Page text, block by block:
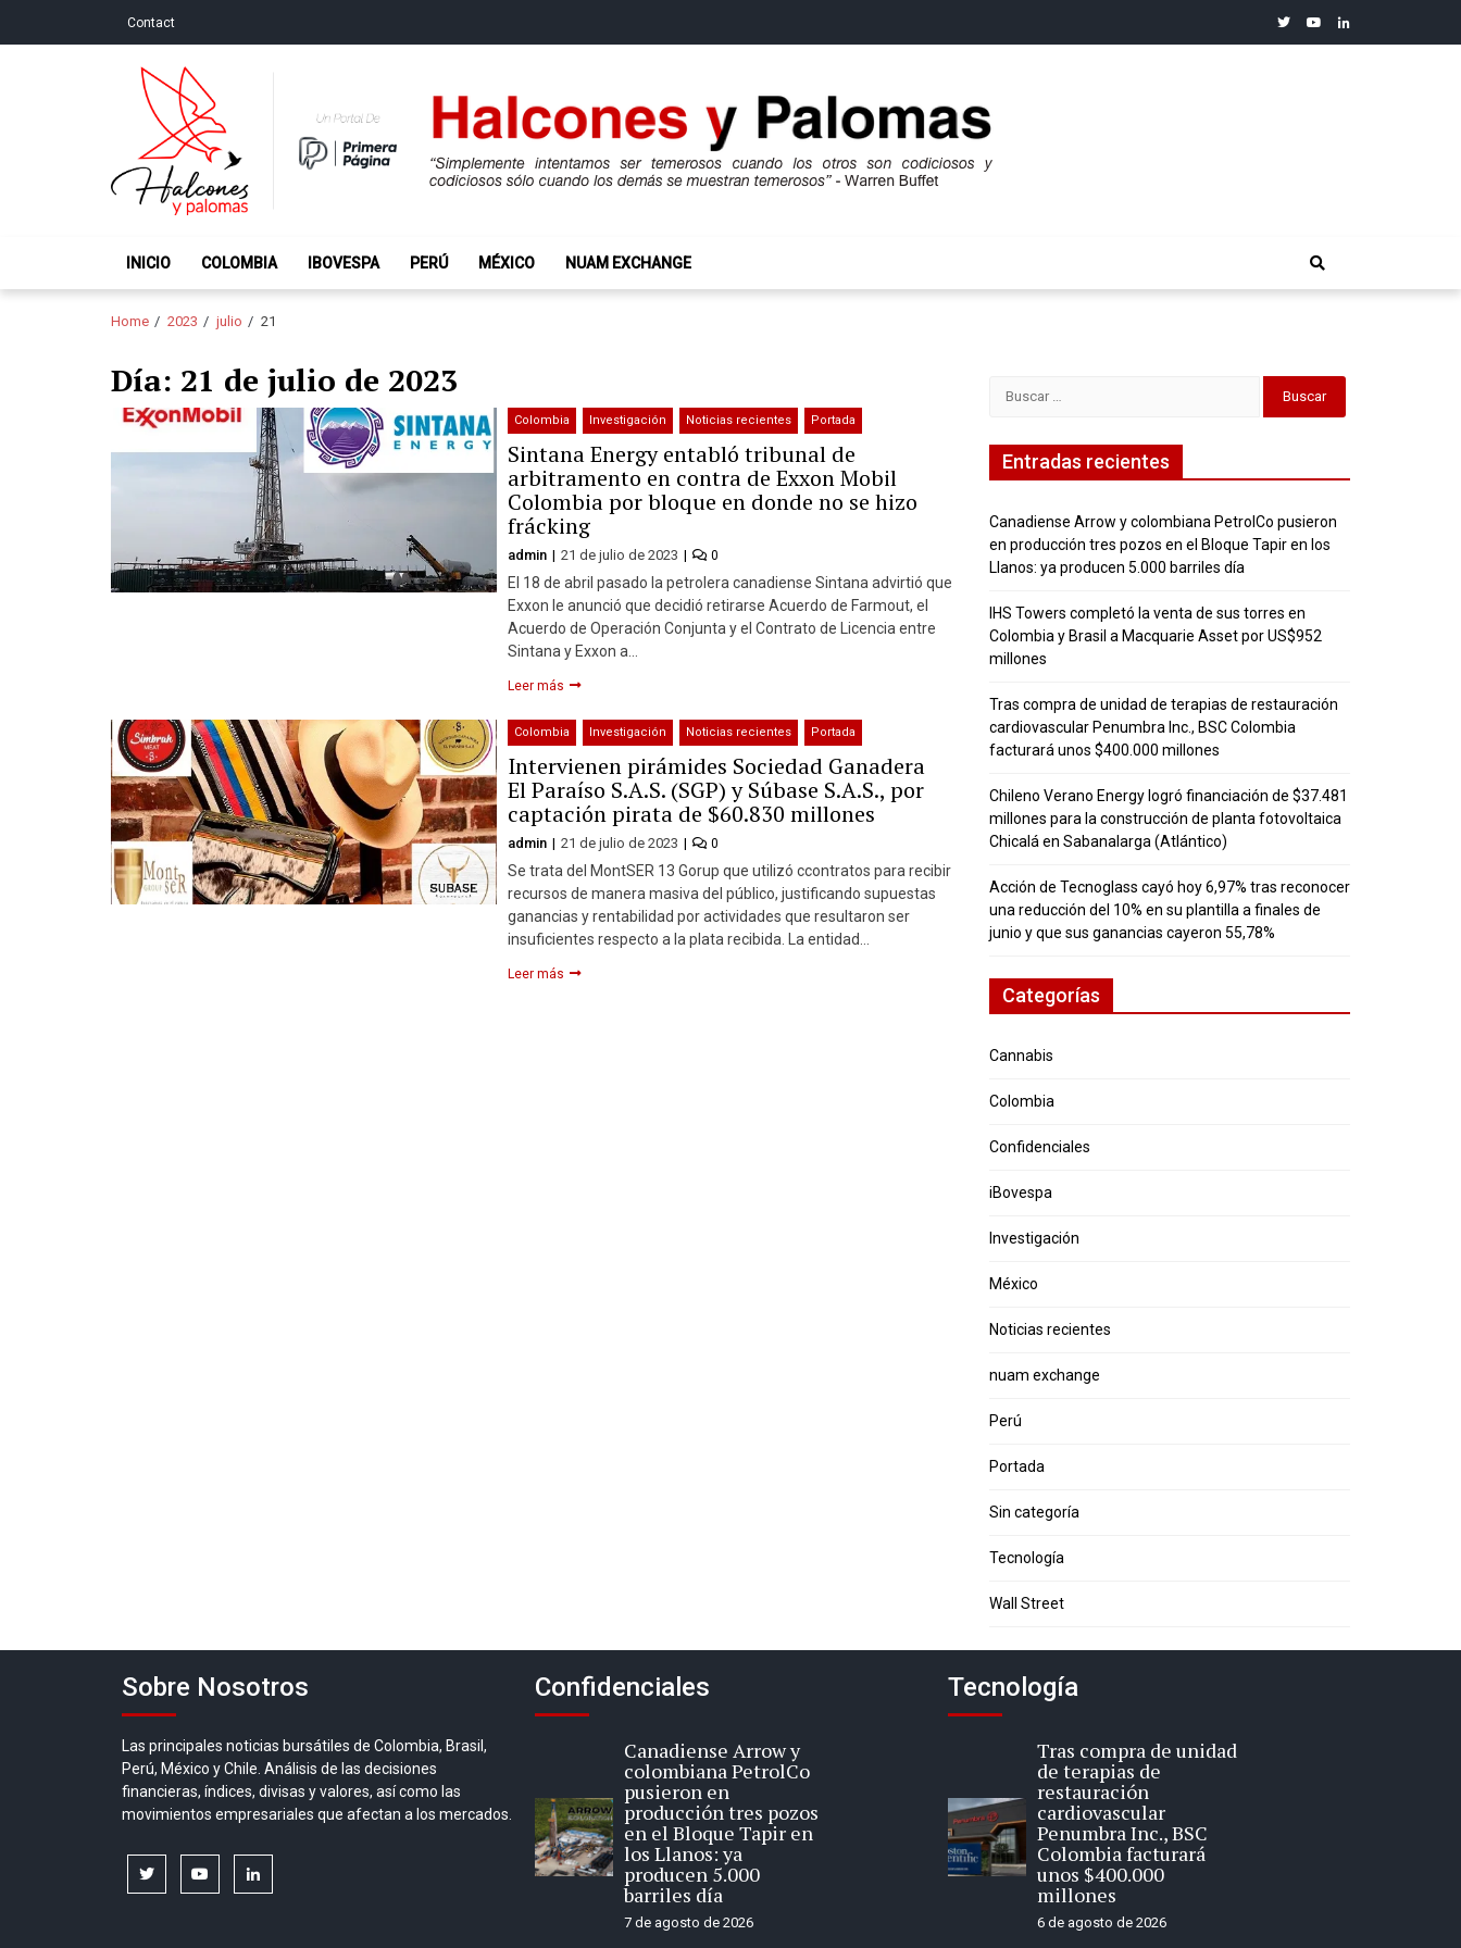
Contact twitteryoutubelinkedin
Halcones y Palomas
INICIO COLOMBIA IBOVESPA PERÚ MÉXICO NUAM EXCHANGE
Home 2023 julio 21
Día: 21 de julio de 2023
Colombia Investigación Noticias recientes Portada
Sintana Energy entabló tribunal de
arbitramento en contra de Exxon Mobil
Colombia por bloque en donde no se hizo
frácking
admin 21 de julio de 2023 0
El 18 de abril pasado la petrolera canadiense Sintana advirtió que
Exxon le anunció que decidió retirarse Acuerdo de Farmout, el
Acuerdo de Operación Conjunta y el Contrato de Licencia entre
Sintana y Exxon a…
Leer más
Colombia Investigación Noticias recientes Portada
Intervienen pirámides Sociedad Ganadera
El Paraíso S.A.S. (SGP) y Súbase S.A.S., por
captación pirata de $60.830 millones
admin 21 de julio de 2023 0
Se trata del MontSER 13 Gorup que utilizó ccontratos para recibir
recursos de manera masiva del público, justificando supuestas
ganancias y rentabilidad por actividades que resultaron ser
insuficientes respecto a la plata recibida. La entidad…
Leer más
Entradas recientes
Canadiense Arrow y colombiana PetrolCo pusieron
en producción tres pozos en el Bloque Tapir en los
Llanos: ya producen 5.000 barriles día
IHS Towers completó la venta de sus torres en
Colombia y Brasil a Macquarie Asset por US$952
millones
Tras compra de unidad de terapias de restauración
cardiovascular Penumbra Inc., BSC Colombia
facturará unos $400.000 millones
Chileno Verano Energy logró financiación de $37.481
millones para la construcción de planta fotovoltaica
Chicalá en Sabanalarga (Atlántico)
Acción de Tecnoglass cayó hoy 6,97% tras reconocer
una reducción del 10% en su plantilla a finales de
junio y que sus ganancias cayeron 55,78%
Categorías
Cannabis
Colombia
Confidenciales
iBovespa
Investigación
México
Noticias recientes
nuam exchange
Perú
Portada
Sin categoría
Tecnología
Wall Street
Sobre Nosotros
Las principales noticias bursátiles de Colombia, Brasil,
Perú, México y Chile. Análisis de las decisiones
financieras, índices, divisas y valores, así como las
movimientos empresariales que afectan a los mercados.
twitter youtubelinkedin
Confidenciales
Canadiense Arrow y
colombiana PetrolCo
pusieron en
producción tres pozos
en el Bloque Tapir en
los Llanos: ya
producen 5.000
barriles día
7 de agosto de 2026
Tecnología
Tras compra de unidad
de terapias de
restauración
cardiovascular
Penumbra Inc., BSC
Colombia facturará
unos $400.000
millones
6 de agosto de 2026